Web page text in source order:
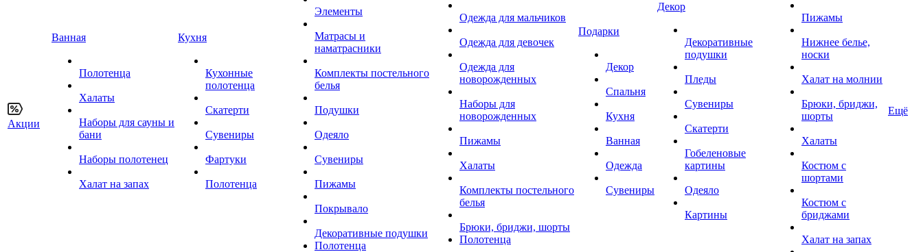
Акции
Ванная
Полотенца
Халаты
Наборы для сауны и
бани
Наборы полотенец
Халат на запах
Кухня
Кухонные
полотенца
Скатерти
Сувениры
Фартуки
Полотенца
Элементы
Матрасы и
наматрасники
Комплекты постельного
белья
Подушки
Одеяло
Сувениры
Пижамы
Покрывало
Декоративные подушки
Полотенца
Одежда для мальчиков
Одежда для девочек
Одежда для
новорожденных
Наборы для
новорожденных
Пижамы
Халаты
Комплекты постельного
белья
Брюки, бриджи, шорты
Полотенца
Подарки
Декор
Спальня
Кухня
Ванная
Одежда
Сувениры
Декор
Декоративные
подушки
Пледы
Сувениры
Скатерти
Гобеленовые
картины
Одеяло
Картины
Пижамы
Нижнее белье,
носки
Халат на молнии
Брюки, бриджи,
шорты
Халаты
Костюм с
шортами
Костюм с
бриджами
Халат на запах
Ещё